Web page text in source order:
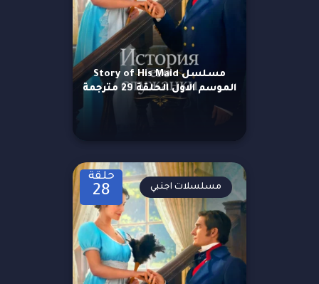
مسلسل Story of His Maid
الموسم الاول الحلقة 29 مترجمة
حلقة
28 مسلسلات اجنبي